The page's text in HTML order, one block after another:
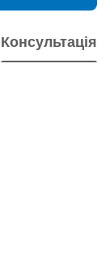
Консультація